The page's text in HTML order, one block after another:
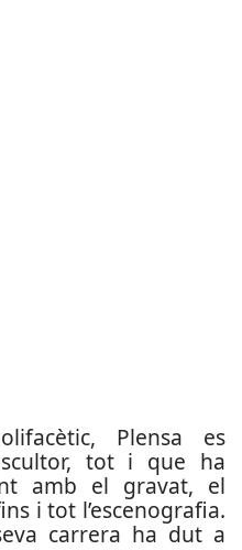
Plensa es
tot i que ha
amb el gravat, el
i tot l’escenografia.
carrera ha dut a